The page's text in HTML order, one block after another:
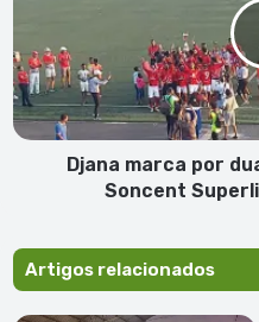
e
dá
título
do
SoncentDjana marca por
Soncent
Artigos relacionados